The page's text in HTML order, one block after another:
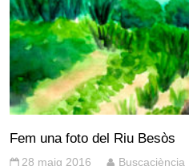
Fem una foto del Riu Besòs
28 maig 2016 Buscaciència